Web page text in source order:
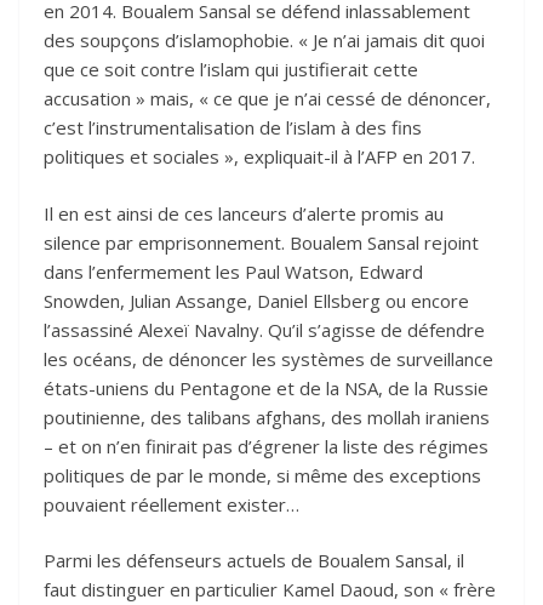
en 2014. Boualem Sansal se défend inlassablement
des soupçons d’islamophobie. « Je n’ai jamais dit quoi
que ce soit contre l’islam qui justifierait cette
accusation » mais, « ce que je n’ai cessé de dénoncer,
c’est l’instrumentalisation de l’islam à des fins
politiques et sociales », expliquait-il à l’AFP en 2017.
Il en est ainsi de ces lanceurs d’alerte promis au
silence par emprisonnement. Boualem Sansal rejoint
dans l’enfermement les Paul Watson, Edward
Snowden, Julian Assange, Daniel Ellsberg ou encore
l’assassiné Alexeï Navalny. Qu’il s’agisse de défendre
les océans, de dénoncer les systèmes de surveillance
états-uniens du Pentagone et de la NSA, de la Russie
poutinienne, des talibans afghans, des mollah iraniens
– et on n’en finirait pas d’égrener la liste des régimes
politiques de par le monde, si même des exceptions
pouvaient réellement exister…
Parmi les défenseurs actuels de Boualem Sansal, il
faut distinguer en particulier Kamel Daoud, son « frère